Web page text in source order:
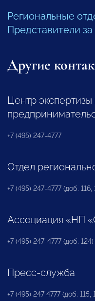
Региональные
Представители
Другие
Центр
+7 (495) 247-4777
Отдел
+7 (495) 247-4777 (доб. 116,
Ассоциация «НП
+7 (495) 247-4777 (доб. 124)
Пресс-служба
+7 (495) 247 4777 (доб. 115,